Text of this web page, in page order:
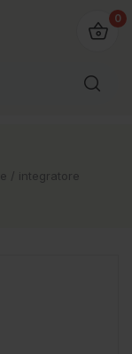
0
/ integratore